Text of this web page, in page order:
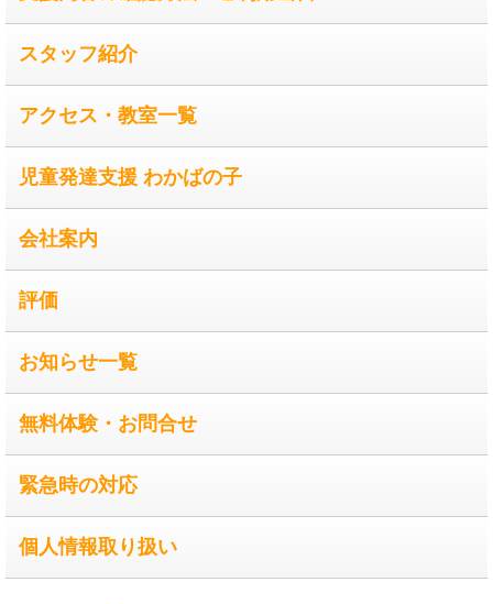
スタッフ紹介
アクセス・教室一覧
児童発達支援 わかばの子
会社案内
評価
お知らせ一覧
無料体験・お問合せ
緊急時の対応
個人情報取り扱い